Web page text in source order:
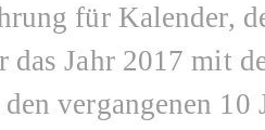
für Kalender,
das Jahr 2017 mit
vergangenen